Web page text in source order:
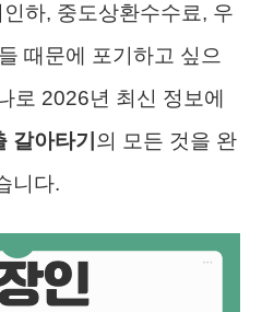
하, 중도상환수수료, 우
때문에 포기하고 싶으
로 2026년 최신 정보에
갈아타기 의 모든 것을 완
니다.